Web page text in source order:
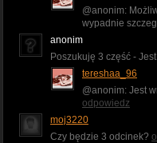
@anonim:
wypadnie
anonim
Poszukuję 3 część -
tereshaa_96
@anonim: Jest
odpowiedz
moj3220
Czy będzie 3 odcinek?